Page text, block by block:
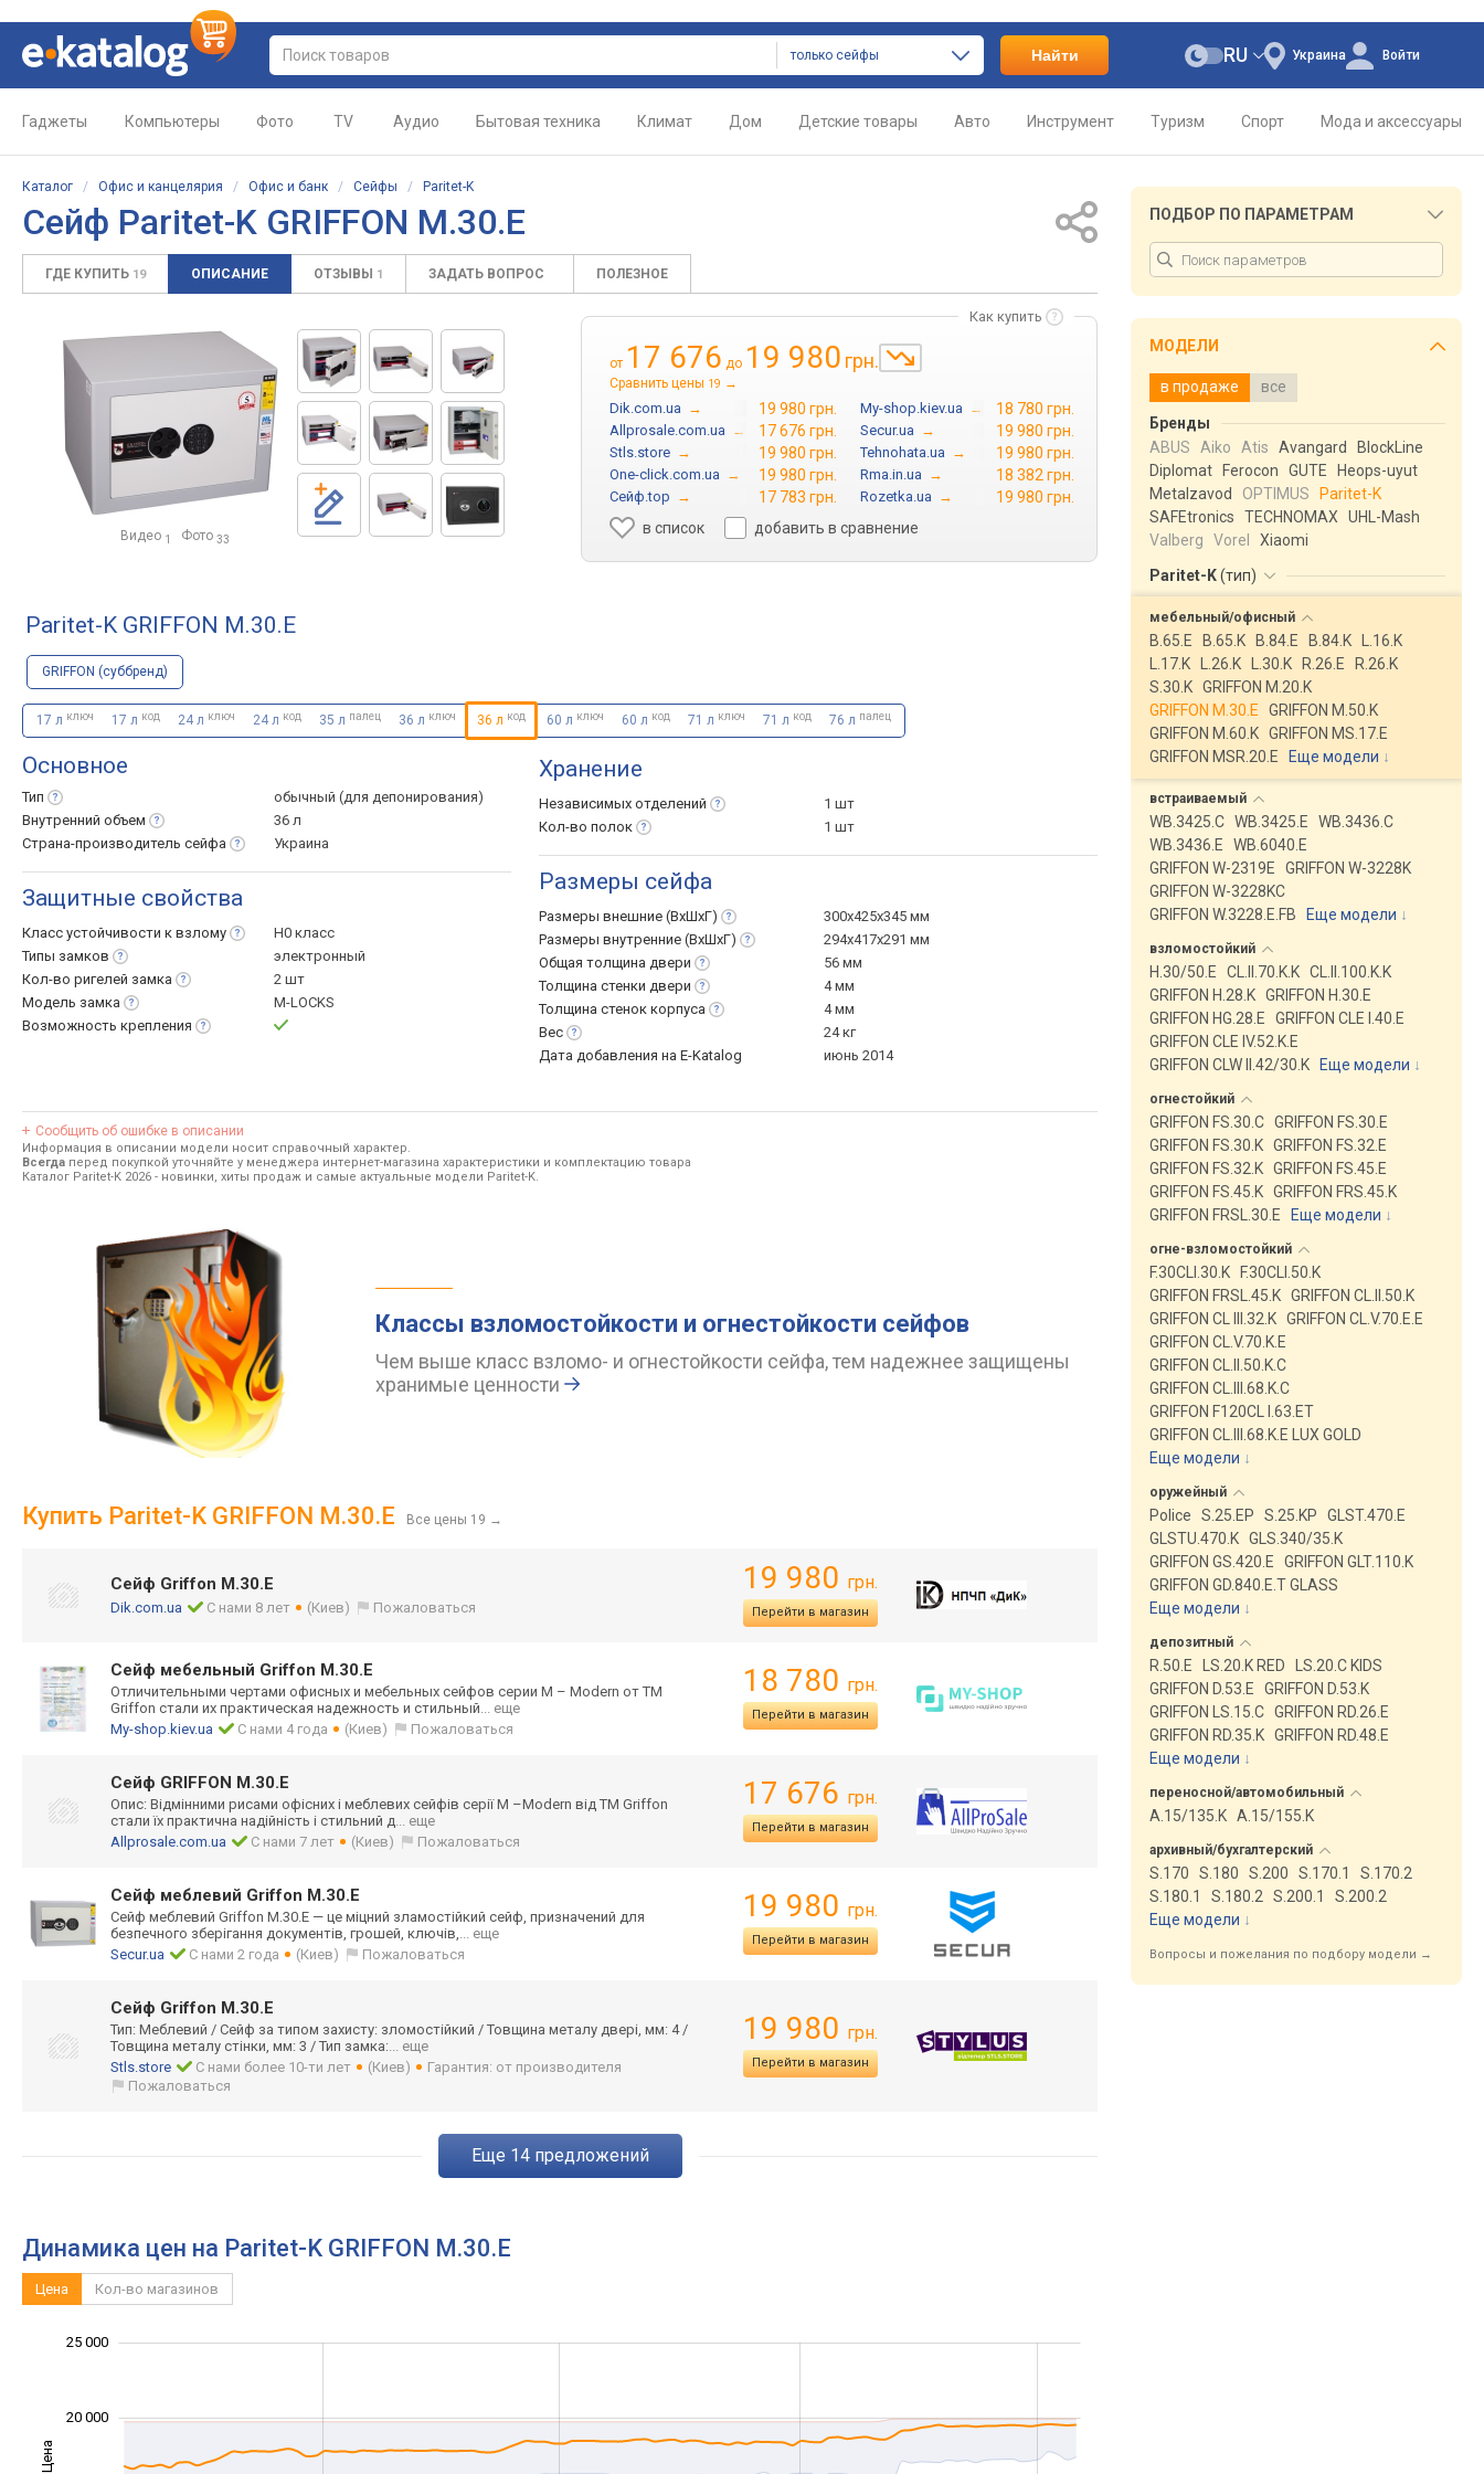
только сейфы Найти Украина
RU Войти
Гаджеты Компьютеры Фото TV Аудио Бытовая техника Климат Дом Детские товары Авто Инструмент Туризм Спорт Мода и аксессуары
Каталог / Офис и канцелярия / Офис и банк / Сейфы / Paritet-K
Сейф Paritet-K GRIFFON M.30.E
ГДЕ КУПИТЬ 19 ОПИСАНИЕ ОТЗЫВЫ 1 ЗАДАТЬ ВОПРОС ПОЛЕЗНОЕ
Видео 1 Фото 33
Как купить
от 17 676 до 19 980 грн.
Сравнить цены 19 →
Dik.com.ua → 19 980 грн. My-shop.kiev.ua → 18 780 грн.
Allprosale.com.ua → 17 676 грн. Secur.ua → 19 980 грн.
Stls.store → 19 980 грн. Tehnohata.ua → 19 980 грн.
One-click.com.ua → 19 980 грн. Rma.in.ua → 18 382 грн.
Сейф.top → 17 783 грн. Rozetka.ua →
19 980 грн.
в список
добавить в сравнение
Paritet-K GRIFFON M.30.E
GRIFFON (суббренд)
17 л ключ 17 л код 24 л ключ 24 л код 35 л палец 36 л ключ 36 л код 60 л ключ 60 л код 71 л ключ 71 л код 76 л палец
Основное
Тип
обычный (для депонирования)
Внутренний объем
36 л
Страна-производитель сейфа Украина
Защитные свойства
Класс устойчивости к взлому
H0 класс
Типы замков
электронный
Кол-во ригелей замка
2 шт
Модель замка
M-LOCKS
Возможность крепления
Хранение
Независимых отделений
1 шт
Кол-во полок 1 шт
Размеры сейфа
Размеры внешние (ВхШхГ)
300х425х345 мм
Размеры внутренние (ВхШхГ)
294х417х291 мм
Общая толщина двери
56 мм
Толщина стенки двери
4 мм
Толщина стенок корпуса
4 мм
Вес
24 кг
Дата добавления на E-Katalog
июнь 2014
Сообщить об ошибке в описании
Информация в описании модели носит справочный характер.
Всегда перед покупкой уточняйте у менеджера интернет-магазина характеристики и комплектацию товара
Каталог Paritet-K 2026 - новинки, хиты продаж и самые актуальные модели Paritet-K.
Классы взломостойкости и огнестойкости сейфов
Чем выше класс взломо- и огнестойкости сейфа, тем надежнее защищены
хранимые ценности
Купить Paritet-K GRIFFON M.30.E Все цены 19 →
Сейф Griffon M.30.E
Dik.com.ua С нами 8 лет (Киев) Пожаловаться
19 980 грн.
Перейти в магазин
Сейф мебельный Griffon M.30.Е
Отличительными чертами офисных и мебельных сейфов серии M – Modern от ТМ
Griffon стали их практическая надежность и стильный... еще
My-shop.kiev.ua
С нами 4 года (Киев) Пожаловаться
18 780 грн.
Перейти в магазин
Сейф GRIFFON M.30.E
Опис: Відмінними рисами офісних і меблевих сейфів серії M –Modern від ТМ Griffon
стали їх практична надійність і стильний д... еще
Allprosale.com.ua
С нами 7 лет (Киев) Пожаловаться
17 676 грн.
Перейти в магазин
Сейф меблевий Griffon M.30.E
Сейф меблевий Griffon M.30.E — це міцний зламостійкий сейф, призначений для
безпечного зберігання документів, грошей, ключів,... еще
Secur.ua
С нами 2 года (Киев) Пожаловаться
19 980 грн.
Перейти в магазин
Сейф Griffon M.30.E
Тип: Меблевий / Сейф за типом захисту: зломостійкий / Товщина металу двері, мм: 4 /
Товщина металу стінки, мм: 3 / Тип замка:... еще
Stls.store
С нами более 10-ти лет (Киев)
Гарантия: от производителя
Пожаловаться
19 980 грн.
Перейти в магазин
eще 14предложений
Динамика цен на Paritet-K GRIFFON M.30.E
Цена Кол-во магазинов
Цена
25 000
20 000
ПОДБОР ПО ПАРАМЕТРАМ
МОДЕЛИ
в продаже все
Бренды
ABUS
Aiko Atis Avangard
BlockLine
Diplomat
Ferocon GUTE
Heops-uyut
Metalzavod
OPTIMUS
Paritet-K
SAFEtronics
TECHNOMAX
UHL-Mash
Valberg
Vorel
Xiaomi
Paritet-K(тип)
мебельный/офисный
B.65.E B.65.K B.84.E B.84.K
L.16.K
L.17.K
L.26.K L.30.K R.26.E
R.26.K
S.30.K GRIFFON M.20.K
GRIFFON M.30.E
GRIFFON M.50.K
GRIFFON M.60.K GRIFFON MS.17.E
GRIFFON MSR.20.E
Еще модели ↓
встраиваемый
WB.3425.C WB.3425.E
WB.3436.C
WB.3436.E
WB.6040.E
GRIFFON W-2319E
GRIFFON W-3228K
GRIFFON W-3228KC
GRIFFON W.3228.E.FB
Еще модели ↓
взломостойкий
H.30/50.E CL.II.70.K.K CL.II.100.K.K
GRIFFON H.28.K GRIFFON H.30.E
GRIFFON HG.28.E
GRIFFON CLE I.40.E
GRIFFON CLE IV.52.K.E
GRIFFON CLW II.42/30.K
Еще модели ↓
огнестойкий
GRIFFON FS.30.C GRIFFON FS.30.E
GRIFFON FS.30.K GRIFFON FS.32.E
GRIFFON FS.32.K GRIFFON FS.45.E
GRIFFON FS.45.K GRIFFON FRS.45.K
GRIFFON FRSL.30.E
Еще модели ↓
огне-взломостойкий
F.30CLI.30.K
F.30CLI.50.K
GRIFFON FRSL.45.K GRIFFON CL.II.50.K
GRIFFON CL III.32.K GRIFFON CL.V.70.E.E
GRIFFON CL.V.70.K.E
GRIFFON CL.II.50.K.C
GRIFFON CL.III.68.K.C
GRIFFON F120CL I.63.ET
GRIFFON CL.III.68.K.E LUX GOLD
Еще модели ↓
оружейный
Police S.25.EP S.25.KP
GLST.470.E
GLSTU.470.K GLS.340/35.K
GRIFFON GS.420.E
GRIFFON GLT.110.K
GRIFFON GD.840.E.T GLASS
Еще модели ↓
депозитный
R.50.E LS.20.K RED
LS.20.C KIDS
GRIFFON D.53.E
GRIFFON D.53.K
GRIFFON LS.15.C GRIFFON RD.26.E
GRIFFON RD.35.K GRIFFON RD.48.E
Еще модели ↓
переносной/автомобильный
A.15/135.K A.15/155.K
архивный/бухгалтерский
S.170 S.180 S.200 S.170.1
S.170.2
S.180.1
S.180.2 S.200.1
S.200.2
Еще модели ↓
Вопросы и пожелания по подбору модели →